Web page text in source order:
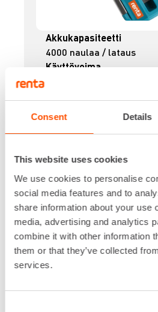
Consent Details
This website uses cookies
We use cookies to personalise
social media features and to
share information about your use
media, advertising and analytics
combine it with other information
them or that they’ve collected
services.
Akkukapasiteetti
4000 naulaa / lataus
Käyttövoima
Naulan halkaisija
2,9 - 3,3 mm
50 - 90 mm
Lataa lisää
Ensimmäinen pv
Kuukausi
Alv 0 %